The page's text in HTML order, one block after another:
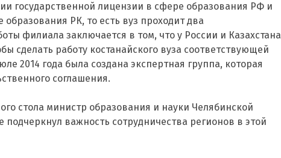
государственной лицензии в сфере образования РФ и
РК, то есть вуз проходит два
филиала заключается в том, что у России и Казахстана
сделать работу костанайского вуза соответствующей
2014 года была создана экспертная группа, которая
соглашения.
стола министр образования и науки Челябинской
важность сотрудничества регионов в этой